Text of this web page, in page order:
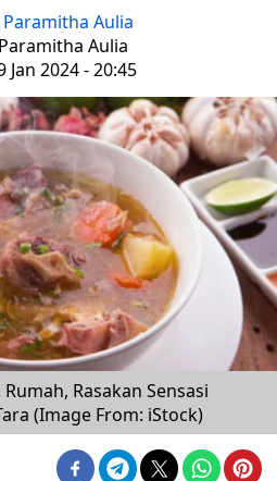
Paramitha Aulia
Aulia
Jan 2024 - 20:45
Rasakan Sensasi
(Image From: iStock)